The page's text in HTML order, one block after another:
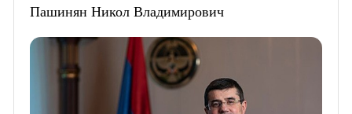
Пашинян Никол Владимирович